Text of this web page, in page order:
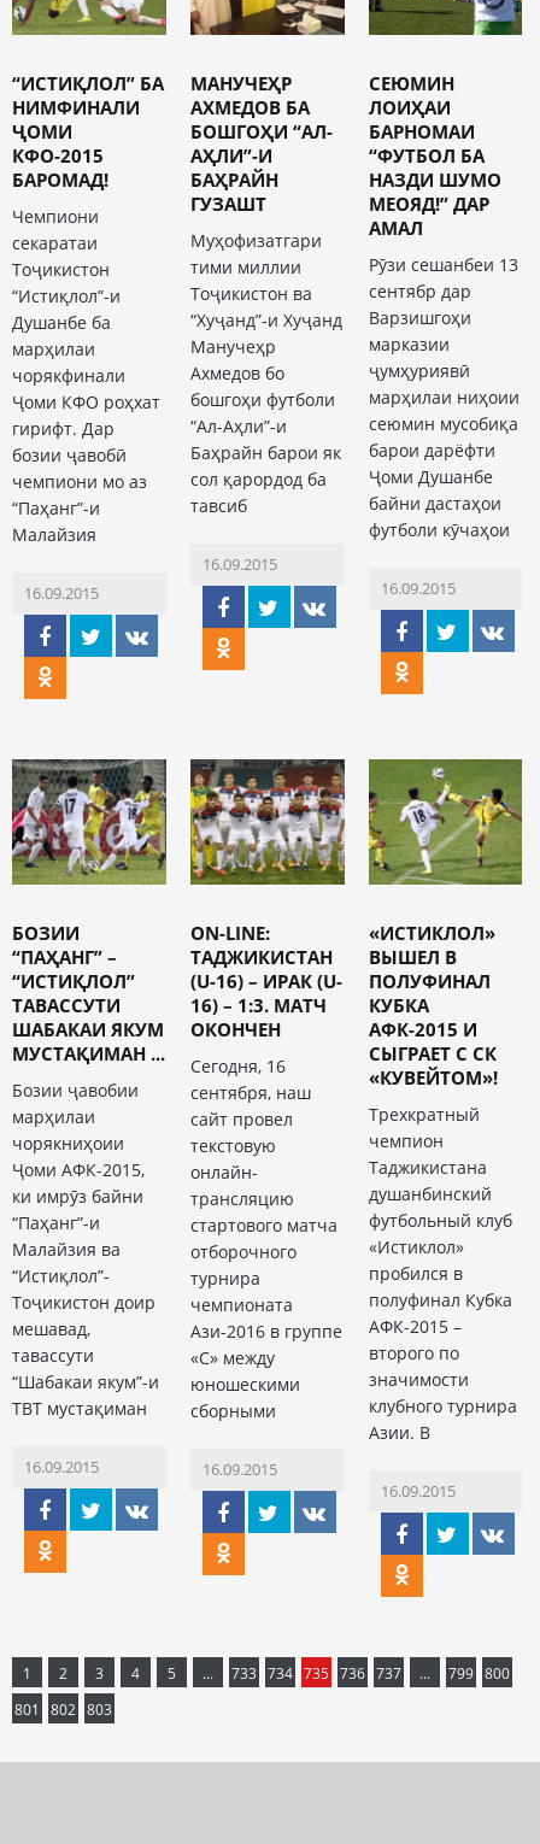
“ИСТИҚЛОЛ” БА
НИМФИНАЛИ
ҶОМИ
КФО-2015
БАРОМАД!
Чемпиони
секаратаи
Тоҷикистон
“Истиқлол”-и
Душанбе ба
марҳилаи
чорякфинали
Ҷоми КФО роҳхат
гирифт. Дар
бозии ҷавобӣ
чемпиони мо аз
“Паҳанг”-и
Малайзия
16.09.2015
МАНУЧЕҲР
АХМЕДОВ БА
БОШГОҲИ “АЛ-
АҲЛИ”-И
БАҲРАЙН
ГУЗАШТ
Муҳофизатгари
тими миллии
Тоҷикистон ва
“Хуҷанд”-и Хуҷанд
Манучеҳр
Ахмедов бо
бошгоҳи футболи
“Ал-Аҳли”-и
Баҳрайн барои як
сол қарордод ба
тавсиб
16.09.2015
СЕЮМИН
ЛОИҲАИ
БАРНОМАИ
“ФУТБОЛ БА
НАЗДИ ШУМО
МЕОЯД!” ДАР
АМАЛ
Рӯзи сешанбеи 13
сентябр дар
Варзишгоҳи
марказии
ҷумҳуриявӣ
марҳилаи ниҳоии
сеюмин мусобиқа
барои дарёфти
Ҷоми Душанбе
байни дастаҳои
футболи кӯчаҳои
16.09.2015
БОЗИИ
“ПАҲАНГ” –
“ИСТИҚЛОЛ”
ТАВАССУТИ
ШАБАКАИ ЯКУМ
МУСТАҚИМАН ...
Бозии ҷавобии
марҳилаи
чорякниҳоии
Ҷоми АФК-2015,
ки имрӯз байни
“Паҳанг”-и
Малайзия ва
“Истиқлол”-
Тоҷикистон доир
мешавад,
тавассути
“Шабакаи якум”-и
ТВТ мустақиман
16.09.2015
ON-LINE:
ТАДЖИКИСТАН
(U-16) – ИРАК (U-
16) – 1:3. МАТЧ
ОКОНЧЕН
Сегодня, 16
сентября, наш
сайт провел
текстовую
онлайн-
трансляцию
стартового матча
отборочного
турнира
чемпионата
Ази-2016 в группе
«С» между
юношескими
сборными
16.09.2015
«ИСТИКЛОЛ»
ВЫШЕЛ В
ПОЛУФИНАЛ
КУБКА
АФК-2015 И
СЫГРАЕТ С СК
«КУВЕЙТОМ»!
Трехкратный
чемпион
Таджикистана
душанбинский
футбольный клуб
«Истиклол»
пробился в
полуфинал Кубка
АФК-2015 –
второго по
значимости
клубного турнира
Азии. В
16.09.2015
1 2 3 4 5 ... 733 734 735 736 737 ... 799 800
801
802 803